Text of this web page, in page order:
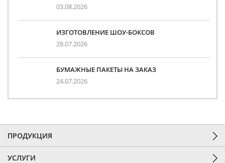
03.08.2026
ИЗГОТОВЛЕНИЕ ШОУ-БОКСОВ
28.07.2026
БУМАЖНЫЕ ПАКЕТЫ НА ЗАКАЗ
24.07.2026
ПРОДУКЦИЯ
УСЛУГИ